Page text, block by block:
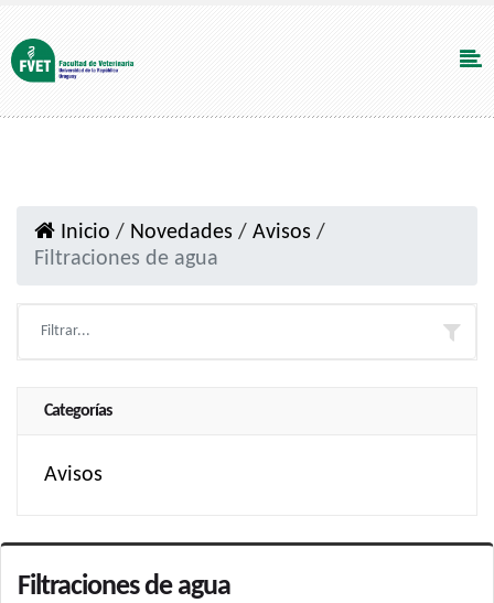
Inicio / Novedades / Avisos /
Filtraciones de agua
Categorías
Avisos
Filtraciones de agua